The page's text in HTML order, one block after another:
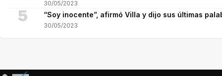
30/05/2023
5 “Soy inocente”, afirmó Villa y dijo sus últimas
30/05/2023